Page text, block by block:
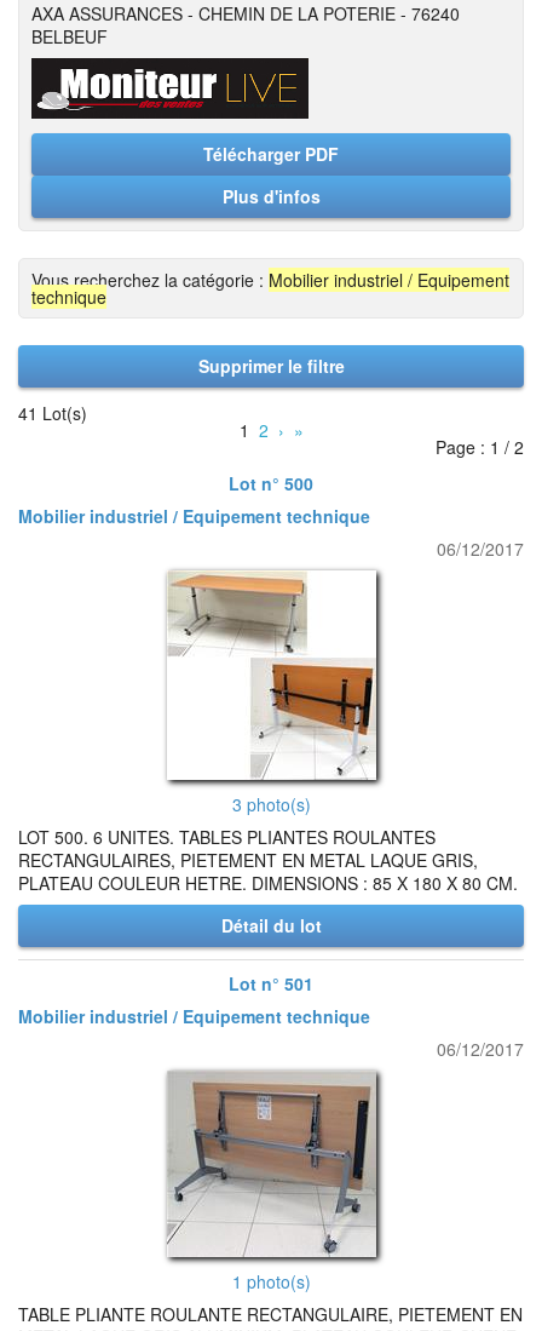
AXA ASSURANCES - CHEMIN DE LA POTERIE - 76240
BELBEUF
Télécharger PDF
Plus d'infos
Vous recherchez la catégorie : Mobilier industriel / Equipement
technique
Supprimer le filtre
41 Lot(s)
1 2 › »
Page : 1 / 2
Lot n° 500
Mobilier industriel / Equipement technique
06/12/2017
3 photo(s)
LOT 500. 6 UNITES. TABLES PLIANTES ROULANTES
RECTANGULAIRES, PIETEMENT EN METAL LAQUE GRIS,
PLATEAU COULEUR HETRE. DIMENSIONS : 85 X 180 X 80 CM.
Détail du lot
Lot n° 501
Mobilier industriel / Equipement technique
06/12/2017
1 photo(s)
TABLE PLIANTE ROULANTE RECTANGULAIRE, PIETEMENT EN